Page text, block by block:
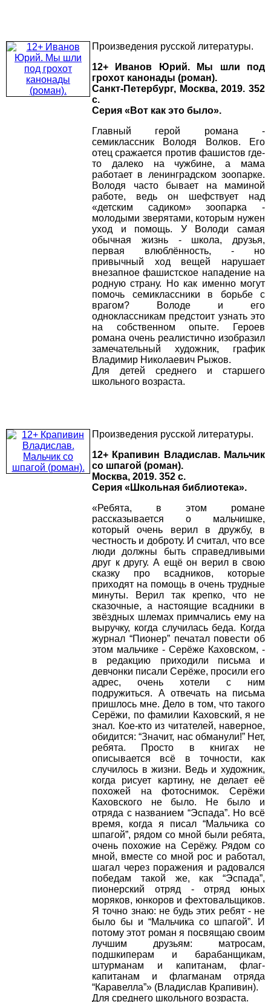
Произведения русской литературы.
12+ Иванов Юрий. Мы шли под
грохот канонады (роман).
Санкт-Петербург, Москва, 2019. 352
с.
Серия «Вот как это было».
Главный герой романа -
семиклассник Володя Волков. Его
отец сражается против фашистов где-
то далеко на чужбине, а мама
работает в ленинградском зоопарке.
Володя часто бывает на маминой
работе, ведь он шефствует над
«детским садиком» зоопарка -
молодыми зверятами, которым нужен
уход и помощь. У Володи самая
обычная жизнь - школа, друзья,
первая влюблённость, - но
привычный ход вещей нарушает
внезапное фашистское нападение на
родную страну. Но как именно могут
помочь семиклассники в борьбе с
врагом? Володе и его
одноклассникам предстоит узнать это
на собственном опыте. Героев
романа очень реалистично изобразил
замечательный художник, график
Владимир Николаевич Рыжов.
Для детей среднего и старшего
школьного возраста.
Произведения русской литературы.
12+ Крапивин Владислав. Мальчик
со шпагой (роман).
Москва, 2019. 352 с.
Серия «Школьная библиотека».
«Ребята, в этом романе
рассказывается о мальчишке,
который очень верил в дружбу, в
честность и доброту. И считал, что все
люди должны быть справедливыми
друг к другу. А ещё он верил в свою
сказку про всадников, которые
приходят на помощь в очень трудные
минуты. Верил так крепко, что не
сказочные, а настоящие всадники в
звёздных шлемах примчались ему на
выручку, когда случилась беда. Когда
журнал “Пионер” печатал повести об
этом мальчике - Серёже Каховском, -
в редакцию приходили письма и
девчонки писали Серёже, просили его
адрес, очень хотели с ним
подружиться. А отвечать на письма
пришлось мне. Дело в том, что такого
Серёжи, по фамилии Каховский, я не
знал. Кое-кто из читателей, наверное,
обидится: “Значит, нас обманули!” Нет,
ребята. Просто в книгах не
описывается всё в точности, как
случилось в жизни. Ведь и художник,
когда рисует картину, не делает её
похожей на фотоснимок. Серёжи
Каховского не было. Не было и
отряда с названием “Эспада”. Но всё
время, когда я писал “Мальчика со
шпагой”, рядом со мной были ребята,
очень похожие на Серёжу. Рядом со
мной, вместе со мной рос и работал,
шагал через поражения и радовался
победам такой же, как “Эспада”,
пионерский отряд - отряд юных
моряков, юнкоров и фехтовальщиков.
Я точно знаю: не будь этих ребят - не
было бы и “Мальчика со шпагой”. И
потому этот роман я посвящаю своим
лучшим друзьям: матросам,
подшкиперам и барабанщикам,
штурманам и капитанам, флаг-
капитанам и флагманам отряда
“Каравелла”» (Владислав Крапивин).
Для среднего школьного возраста.